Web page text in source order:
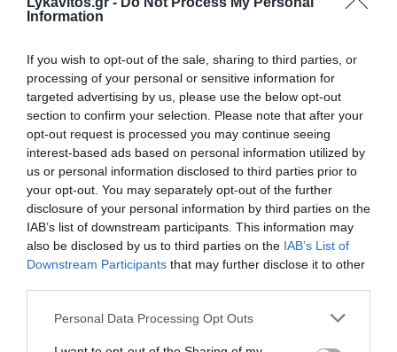
Information
If you wish to opt-out of the sale, sharing to third parties, or
processing of your personal or sensitive information for
targeted advertising by us, please use the below opt-out
section to confirm your selection. Please note that after your
opt-out request is processed you may continue seeing
interest-based ads based on personal information utilized by
us or personal information disclosed to third parties prior to
your opt-out. You may separately opt-out of the further
disclosure of your personal information by third parties on the
IAB’s list of downstream participants. This information may
also be disclosed by us to third parties on the IAB’s List of
Downstream Participants that may further disclose it to other
Please note that this website/app uses one or more Google
Personal Data Processing Opt Outs
Όλα τα χρέη προς το Δημόσιο σε
μία οθόνη: Τι αλλάζει για τους
πολίτες με τη νέα πλατφόρμα
Μια νέα ψηφιακή υπηρεσία που φιλοδοξεί να αλλάξει
τον τρόπο με τον οποίο οι πολίτες ενημερώνονται
και εξοφλούν τις οικονομικές τους υποχρεώσεις
προς το Δημόσιο προβλέπει το νομοσχέδιο του
υπουργείου Δικαιοσύνης...
08:56 | 04 Αυγούστου 2026 Οικονομία